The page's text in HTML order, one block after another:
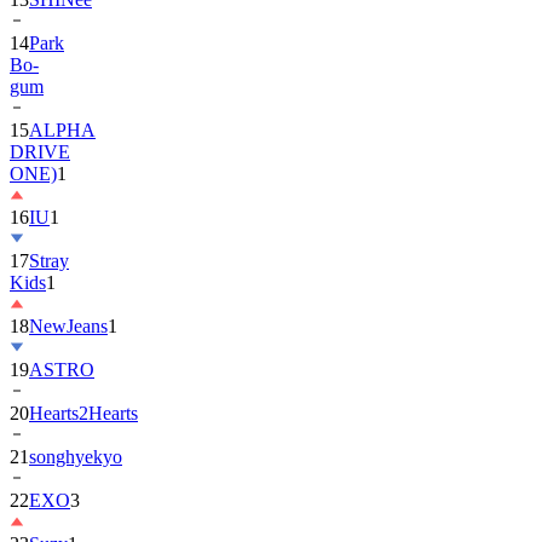
14Park
Bo-
gum
15ALPHA
DRIVE
ONE)1
16IU1
17Stray
Kids1
18NewJeans1
19ASTRO
20Hearts2Hearts
21songhyekyo
22EXO3